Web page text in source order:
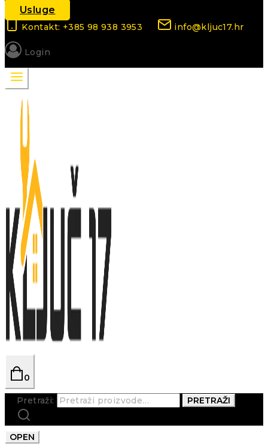
Usluge
Kontakt: +385 98 938 3953 info@kljuc17.hr
Login
0
Pretraži: PRETRAŽI
OPEN